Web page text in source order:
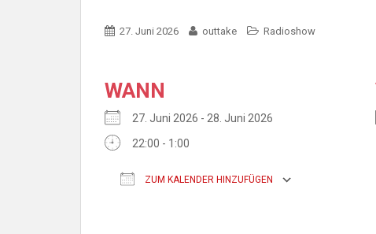
27. Juni 2026 outtake Radioshow
WANN
27. Juni 2026 - 28. Juni 2026
22:00 - 1:00
ZUM KALENDER HINZUFÜGEN